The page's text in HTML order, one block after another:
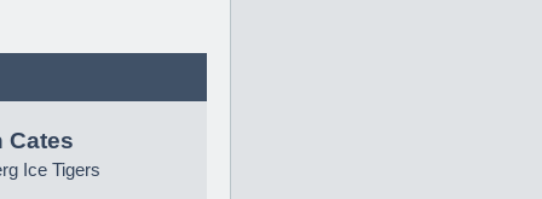
Cates
Ice Tigers